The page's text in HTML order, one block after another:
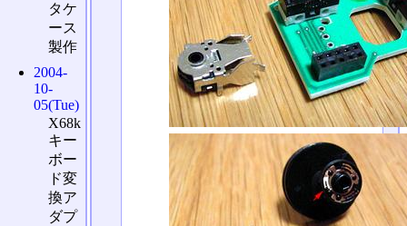
タケ
ース
製作
2004-
10-
05(Tue)
X68k
キー
ボー
ド変
換ア
ダプ